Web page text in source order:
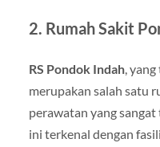
2. Rumah Sakit
RS Pondok Indah,
merupakan salah satu
perawatan yang
ini terkenal dengan